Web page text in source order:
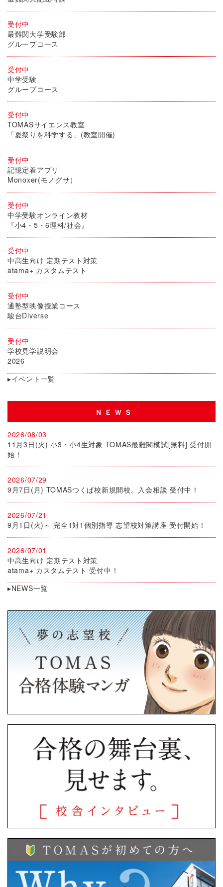
受付中
最難関大学受験部
グループコース
受付中
中学受験
グループコース
受付中
TOMASサイエンス教室
「夏祭りを科学する」(教室開催)
受付中
記憶定着アプリ
Monoxer(モノグサ）
受付中
中学受験オンライン教材
『小4・5・6理科/社会』
受付中
中高生向け 定期テスト対策
atama+ カスタムテスト
受付中
通塾型映像授業コース
駿台Diverse
受付中
学校見学説明会
2026
▸イベント一覧
ＮＥＷＳ
2026/08/03
11月3日(火) 小3・小4生対象 TOMAS最難関模試[無料] 受付開
始！
2026/07/29
9月7日(月) TOMASつくば校新規開校。入会相談 受付中！
2026/07/21
9月1日(火)～ 完全1対1個別指導 志望校対策講座 受付開始！
2026/07/01
中高生向け 定期テスト対策
atama+ カスタムテスト 受付中！
▸NEWS一覧